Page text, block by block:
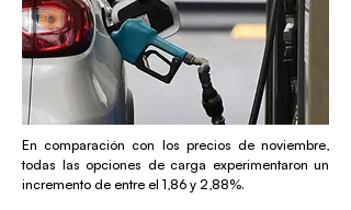
En comparación con los precios de noviembre,
todas las opciones de carga experimentaron un
incremento de entre el 1,86 y 2,88%.